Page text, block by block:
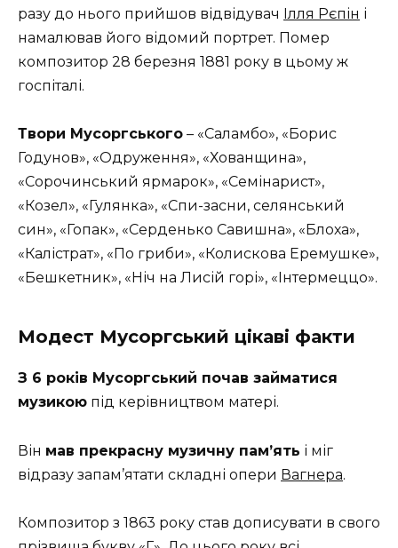
разу до нього прийшов відвідувач Ілля Рєпін і
намалював його відомий портрет. Помер
композитор 28 березня 1881 року в цьому ж
госпіталі.
Твори Мусоргського – «Саламбо», «Борис
Годунов», «Одруження», «Хованщина»,
«Сорочинський ярмарок», «Семінарист»,
«Козел», «Гулянка», «Спи-засни, селянський
син», «Гопак», «Серденько Савишна», «Блоха»,
«Калістрат», «По гриби», «Колискова Еремушке»,
«Бешкетник», «Ніч на Лисій горі», «Інтермеццо».
Модест Мусоргський цікаві факти
З 6 років Мусоргський почав займатися
музикою під керівництвом матері.
Він мав прекрасну музичну пам’ять і міг
відразу запам’ятати складні опери Вагнера.
Композитор з 1863 року став дописувати в свого